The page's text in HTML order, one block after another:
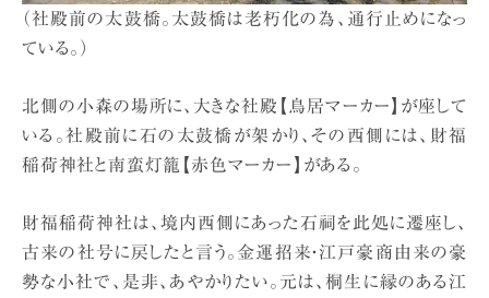
（社殿前の太鼓橋。太鼓橋は老朽化の為、通行止めになっ
ている。）
北側の小森の場所に、大きな社殿【鳥居マーカー】が座して
いる。社殿前に石の太鼓橋が架かり、その西側には、財福
稲荷神社と南蛮灯籠【赤色マーカー】がある。
財福稲荷神社は、境内西側にあった石祠を此処に遷座し、
古来の社号に戻したと言う。金運招来・江戸豪商由来の豪
勢な小社で、是非、あやかりたい。元は、桐生に縁のある江